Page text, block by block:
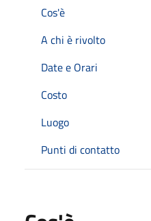
Cos'è
A chi è rivolto
Date e Orari
Costo
Luogo
Punti di contatto